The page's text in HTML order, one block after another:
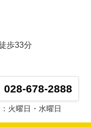
歩33分
028-678-2888
火曜日・水曜日